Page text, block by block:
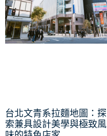
台北文青系拉麵地圖：探
索兼具設計美學與極致風